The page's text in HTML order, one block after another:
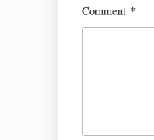
Comment *